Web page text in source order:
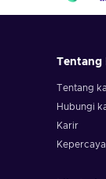
Tentang
Tentang
Hubungi
Karir